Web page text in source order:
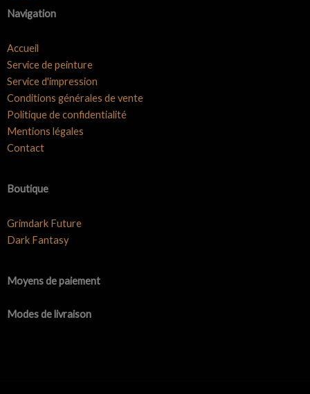
Navigation
Accueil
Service de peinture
Service d'impression
Conditions générales de vente
Politique de confidentialité
Mentions légales
Contact
Boutique
Grimdark Future
Dark Fantasy
Moyens de paiement
Modes de livraison